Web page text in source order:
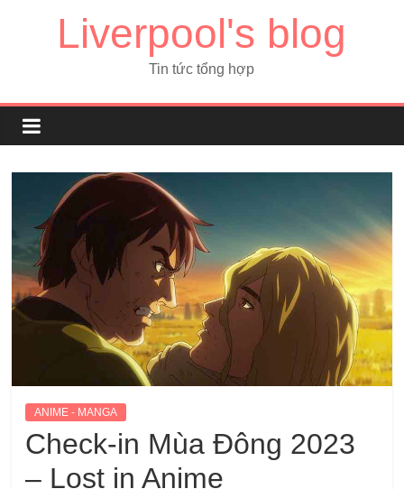
Liverpool's blog
Tin tức tổng hợp
ANIME - MANGA
Check-in Mùa Đông 2023
– Lost in Anime